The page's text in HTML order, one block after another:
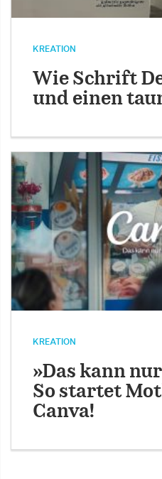
KREATION
Wie Schrift
und einen
KREATION
»Das kann
So startet
Canva!